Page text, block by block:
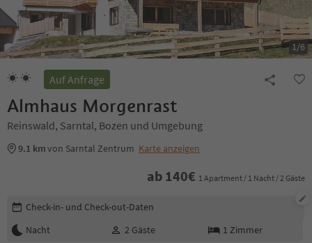
1/6
Auf Anfrage
Almhaus Morgenrast
Reinswald, Sarntal, Bozen und Umgebung
9.1 kmvon Sarntal Zentrum Karte anzeigen
ab 140€ 1 Apartment / 1 Nacht / 2 Gäste
Buchungsdetails bearbeiten
Check-in- und Check-out-Daten
Nacht
2 Gäste 1 Zimmer